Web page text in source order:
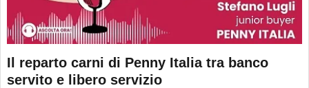
Il reparto carni di Penny Italia tra banco
servito e libero servizio